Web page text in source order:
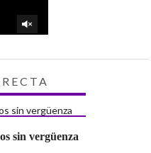
sin vergüenza